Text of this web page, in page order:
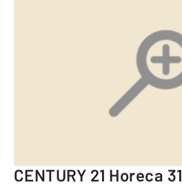
CENTURY 21 Horeca 31